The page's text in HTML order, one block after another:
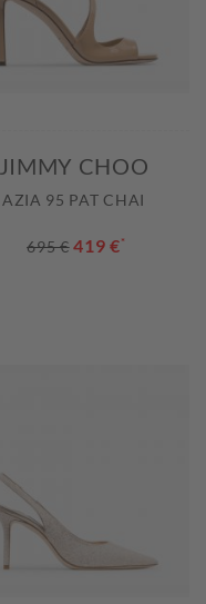
JIMMY CHOO
AZIA 95 PAT CHAI
695 € 419 €*